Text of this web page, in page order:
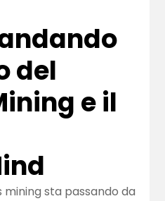
del
e il
sta passando da